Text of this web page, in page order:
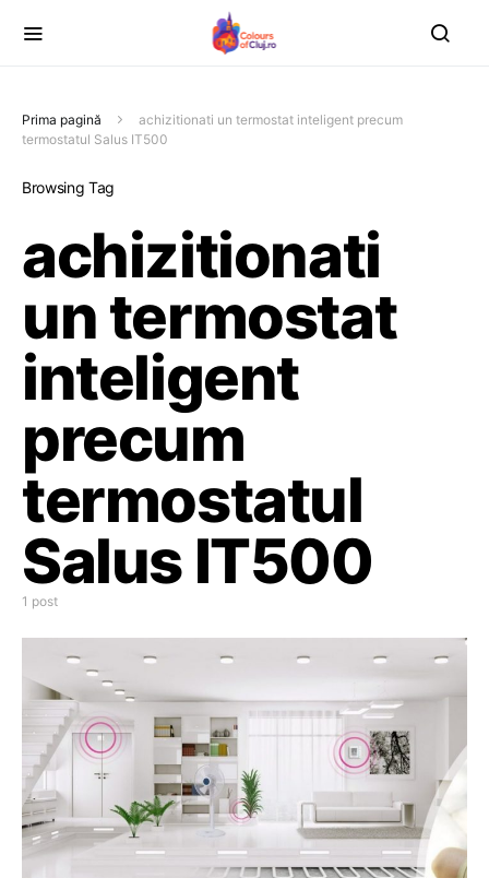
Prima pagină
achizitionati un termostat inteligent precum
termostatul Salus IT500
Browsing Tag
achizitionati
un termostat
inteligent
precum
termostatul
Salus IT500
1 post